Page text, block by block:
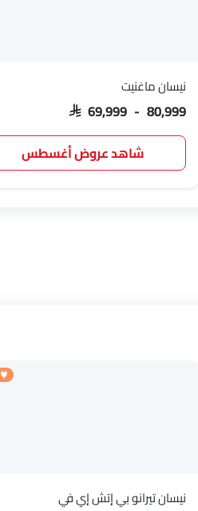
نيسان ماغنيت
SAR 69,999 - 80,999
شاهد عروض أغسطس
نيسان تيرانو بي إتش إي في